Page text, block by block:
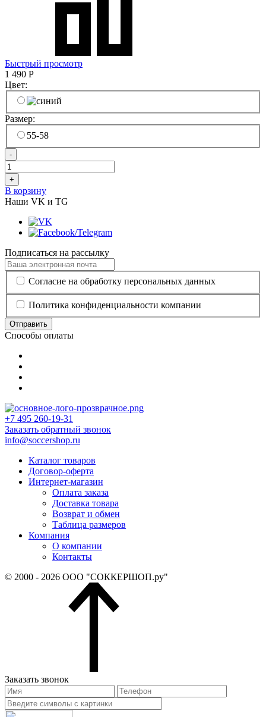
Быстрый просмотр
1 490 Р
Цвет:
Размер:
55-58
-
+
В корзину
Наши VK и TG
Подписаться на рассылку
Согласие на обработку персональных данных
Политика конфиденциальности компании
Отправить
Способы оплаты
+7 495 260-19-31
Заказать обратный звонок
info@soccershop.ru
Каталог товаров
Договор-оферта
Интернет-магазин
Оплата заказа
Доставка товара
Возврат и обмен
Таблица размеров
Компания
О компании
Контакты
© 2000 - 2026 ООО "СОККЕРШОП.ру"
Заказать звонок